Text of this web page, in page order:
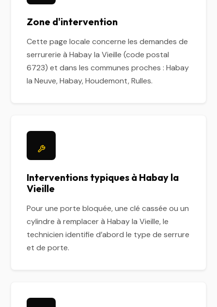
Zone d'intervention
Cette page locale concerne les demandes de
serrurerie à Habay la Vieille (code postal
6723) et dans les communes proches : Habay
la Neuve, Habay, Houdemont, Rulles.
Interventions typiques à Habay la
Vieille
Pour une porte bloquée, une clé cassée ou un
cylindre à remplacer à Habay la Vieille, le
technicien identifie d’abord le type de serrure
et de porte.